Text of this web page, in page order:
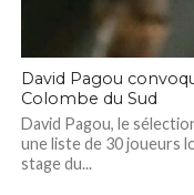
David Pagou
Colombe du Sud
David Pagou, le
une liste de 30 joueurs
stage du...